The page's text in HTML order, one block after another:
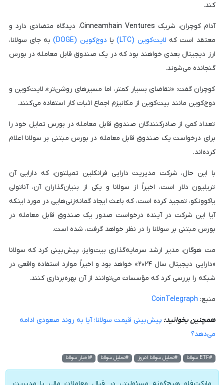
کند.
آدام کوچران، شریک Cinneamhain Ventures، دیدگاه متضادی دارد و
معتقد است که لایت‌کوین (LTC) یا دوج‌کوین (DOGE)
به جای سولانا،
ارز دیجیتال بعدی خواهند بود که در یک صندوق قابل معامله در بورس
گنجانده می‌شوند.
کوچران گفت: «تقاضای بسیار کمتر، اما مسیرهای روشن‌تر». لایت‌کوین و
دوج‌کوین مانند بیت‌کوین از مکانیزم اجماع اثبات کار استفاده می‌کنند.
تعداد کمی از صادرکنندگان صندوق قابل معامله در بورس تمایل خود را
برای درخواست یک صندوق قابل معامله در بورس مبتنی بر سولانا اعلام
کرده‌اند.
با این حال، شرکت مدیریت دارایی فرانکلین تمپلتون، که دارایی آن
تریلیون دلار است، اخیراً از سولانا و یکی از بنیان‌گذاران آن، آناتولی
یاکوونکو، تمجید کرده است، که باعث ایجاد گمانه‌زنی‌هایی در مورد اینکه
آیا این شرکت در آینده درخواست صدور یک صندوق قابل معامله در
بورس مبتنی بر سولانا را در نظر خواهد گرفت، شده است.
مت هوگان، مدیر ارشد سرمایه‌گذاری بیت‌وایز، پیش‌بینی کرد که سولانا
«دارایی دیجیتال سال ۲۰۲۴» خواهد بود و اخیراً موارد استفاده واقعی در
شبکه را بررسی کرد که مؤسسات می‌توانند از آن بهره‌برداری کنند.
منبع: CoinTelegraph
همچنین بخوانید: پیش‌بینی قیمت سولانا؛ آیا به روند صعودی ادامه
می‌دهد؟
#ETF سولانا #تحلیل سولانا امروز #تحلیل سولانا #اخبار سولانا